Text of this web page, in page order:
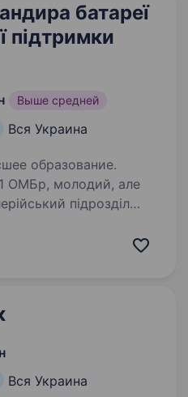
батареї
підтримки
Выше средней
Вся Украина
образование.
ОМБр, молодий, але
підрозділ
методами,
Вся Украина